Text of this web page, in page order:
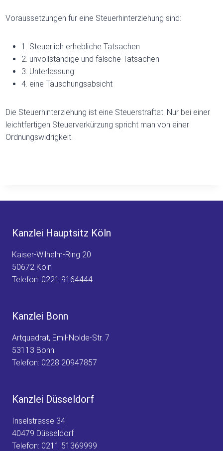
Voraussetzungen für eine Steuerhinterziehung sind:
1. Steuerlich erhebliche Tatsachen
2. unvollständige und falsche Tatsachen
3. Unterlassung
4. eine Täuschungsabsicht
Die Steuerhinterziehung ist eine Steuerstraftat. Nur bei einer
leichtfertigen Steuerverkürzung spricht man von einer
Ordnungswidrigkeit.
Kanzlei Hauptsitz Köln
Kaiser-Wilhelm-Ring 20
50672 Köln
Telefon: 0221 9164444
Kanzlei Bonn
Artquadrat, Emil-Nolde-Str. 7
53113 Bonn
Telefon: 0228 20947857
Kanzlei Düsseldorf
Inselstrasse 34
40479 Düsseldorf
Telefon: 0211 51369999